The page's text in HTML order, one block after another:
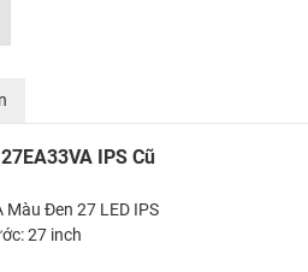
IPS Cũ
Màu Đen 27 LED IPS
27 inch